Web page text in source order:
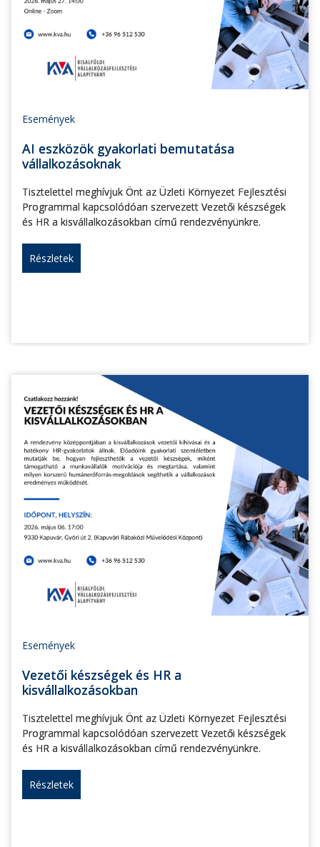
Események
AI eszközök gyakorlati bemutatása
vállalkozásoknak
Tisztelettel meghívjuk Önt az Üzleti Környezet Fejlesztési
Programmal kapcsolódóan szervezett Vezetői készségek
és HR a kisvállalkozásokban című rendezvényünkre.
Részletek
Események
Vezetői készségek és HR a
kisvállalkozásokban
Tisztelettel meghívjuk Önt az Üzleti Környezet Fejlesztési
Programmal kapcsolódóan szervezett Vezetői készségek
és HR a kisvállalkozásokban című rendezvényünkre.
Részletek